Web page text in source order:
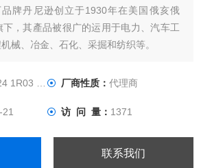
牌丹尼逊创立于1930年在美国俄亥俄
，其產品被很广的运用于电力、汽车工
械、冶金、石化、采掘和纺织等。
A5MW 厂商性质： 代理商
21 访 问 量： 1371
联系我们